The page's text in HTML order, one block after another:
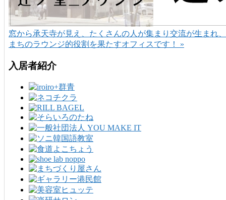
窓から承天寺が見え、たくさんの人が集まり交流が生まれ、
まちのラウンジ的役割を果たすオフィスです！ »
入居者紹介